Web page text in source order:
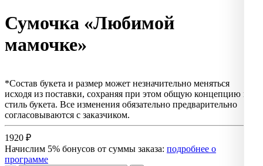
Сумочка «Любимой
мамочке»
*Состав букета и размер может незначительно меняться
исходя из поставки, сохраняя при этом общую концепцию и
стиль букета. Все изменения обязательно предварительно
согласовываются с заказчиком.
1920 ₽
Начислим 5% бонусов от суммы заказа: подробнее о
программе